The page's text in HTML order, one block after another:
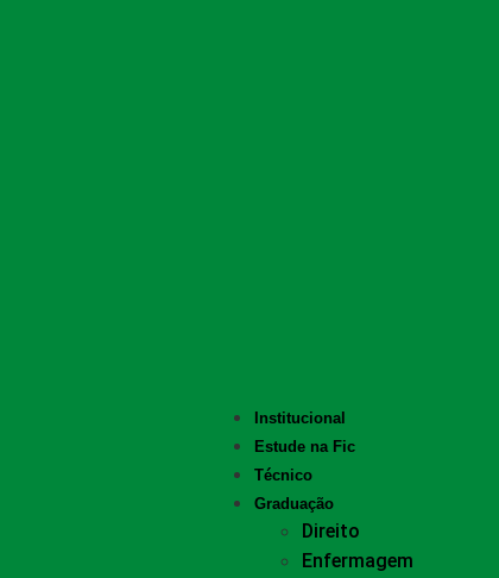
Institucional
Estude na Fic
Técnico
Graduação
Direito
Enfermagem